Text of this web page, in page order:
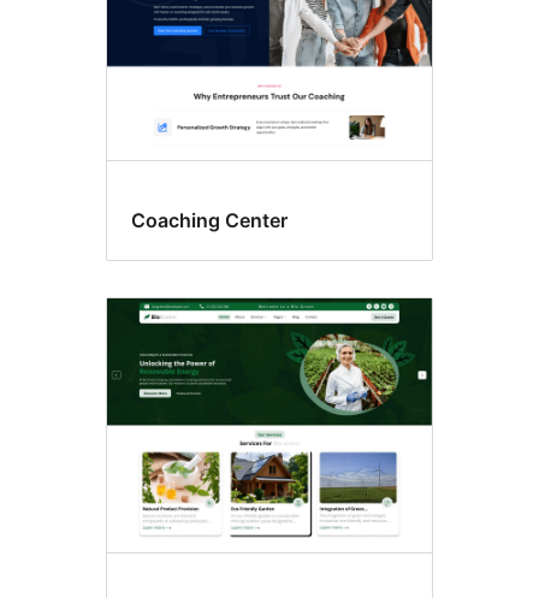
Coaching Center